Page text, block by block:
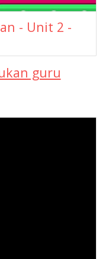
- Unit 2 -
guru